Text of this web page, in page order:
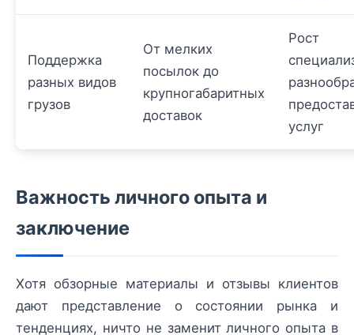
Поддержка
разных видов
грузов
От мелких
посылок до
крупногабаритных
доставок
Рост
услуг
Важность личного опыта и
заключение
Хотя обзорные материалы и отзывы клиентов
дают представление о состоянии рынка и
тенденциях, ничто не заменит личного опыта в